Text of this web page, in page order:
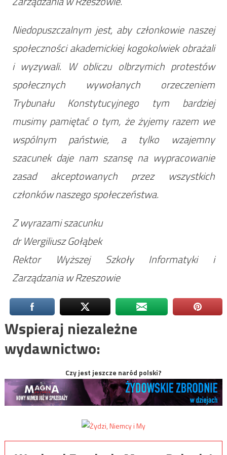
Niedopuszczalnym jest, aby członkowie naszej
społeczności akademickiej kogokolwiek obrażali
i wyzywali. W obliczu olbrzymich protestów
społecznych wywołanych orzeczeniem
Trybunału Konstytucyjnego tym bardziej
musimy pamiętać o tym, że żyjemy razem we
wspólnym państwie, a tylko wzajemny
szacunek daje nam szansę na wypracowanie
zasad akceptowanych przez wszystkich
członków naszego społeczeństwa.
Z wyrazami szacunku
dr Wergiliusz Gołąbek
Rektor Wyższej Szkoły Informatyki i
Zarządzania w Rzeszowie
Wspieraj niezależne
wydawnictwo:
Czy jest jeszcze naród polski?